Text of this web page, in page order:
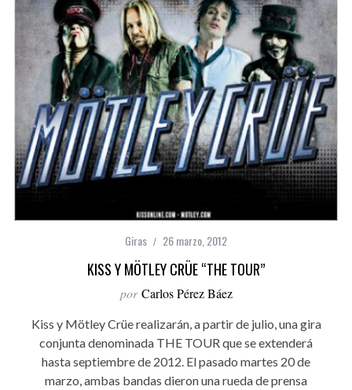
Giras 26 marzo, 2012
KISS Y MÖTLEY CRÜE “THE TOUR”
por Carlos Pérez Báez
Kiss y Mötley Crüe realizarán, a partir de julio, una gira
conjunta denominada THE TOUR que se extenderá
hasta septiembre de 2012. El pasado martes 20 de
marzo, ambas bandas dieron una rueda de prensa